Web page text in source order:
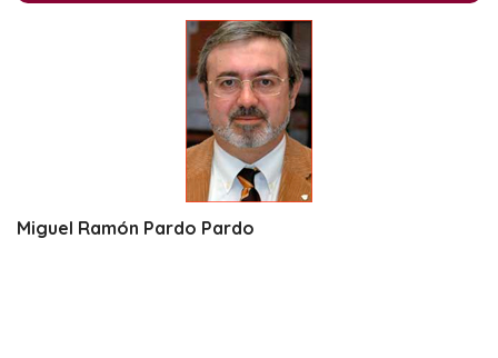
Miguel Ramón Pardo Pardo